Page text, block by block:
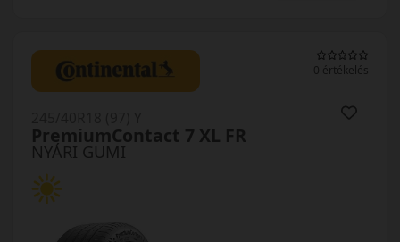
0 értékelés
NYÁRI GUMI
PremiumContact 7 XL FR